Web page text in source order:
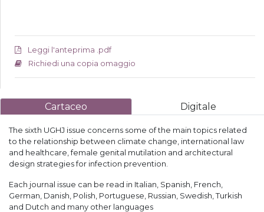
Leggi l'anteprima .pdf
Richiedi una copia omaggio
Cartaceo Digitale
The sixth UGHJ issue concerns some of the main topics related
to the relationship between climate change, international law
and healthcare, female genital mutilation and architectural
design strategies for infection prevention.
Each journal issue can be read in Italian, Spanish, French,
German, Danish, Polish, Portuguese, Russian, Swedish, Turkish
and Dutch and many other languages